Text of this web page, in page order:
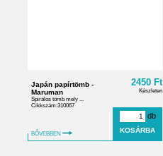
Japán papírtömb -
Maruman
Spirálos tömb mely ...
Cikkszám:310067
BŐVEBBEN
2450 Ft
Készleten
db